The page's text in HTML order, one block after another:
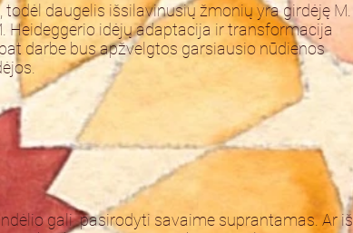
daugelis išsilavinusių žmonių yra girdėję M.
Heideggerio idėjų adaptacija ir transformacija
darbe bus apžvelgtos garsiausio nūdienos
gali pasirodyti savaime suprantamas. Ar iš